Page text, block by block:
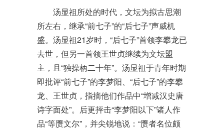
汤显祖所处的时代，文坛为拟古思潮
所左右，继承“前七子”的“后七子”声威机
盛。汤显祖21岁时，“后七子”首领李攀龙已
去世，但另一首领王世贞继续为文坛盟
主，且“独操柄二十年”。汤显祖于青年时期
即批评“前七子”的李梦阳、“后七子”的李攀
龙、王世贞，指摘他们作品中“增减汉史唐
诗字面处”。后更抨击“李梦阳以下”诸人作
品“等赝文尔”，并尖锐地说：“赝者名位颇